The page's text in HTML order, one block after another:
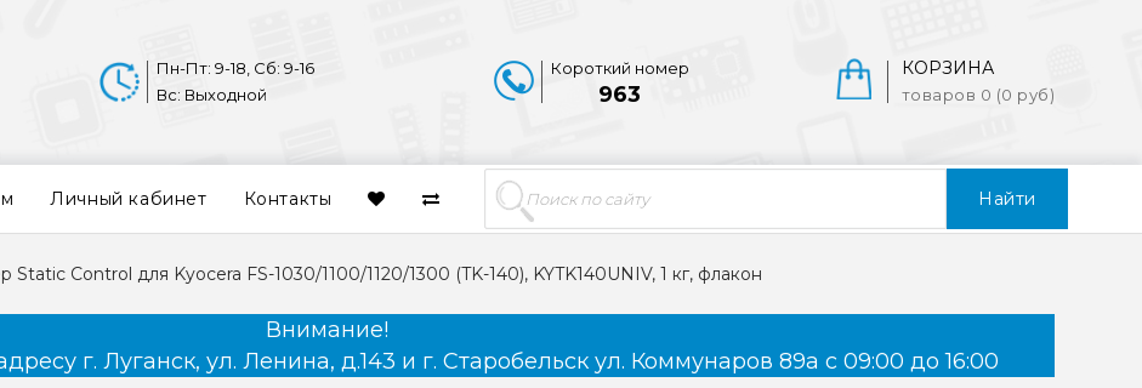
Найти
КОРЗИНА
товаров 0 (0 руб)
Короткий номер
963
Пн-Пт: 9-18, Сб: 9-16
Вс: Выходной
Личный кабинет Контакты
Static Control для Kyocera FS-1030/1100/1120/1300 (TK-140), KYTK140UNIV, 1 кг, флакон
Внимание!
г. Луганск, ул. Ленина, д.143 и г. Старобельск ул. Коммунаров 89а с 09:00 до 16:00